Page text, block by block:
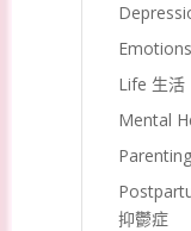
Life 生活
Mental
抑鬱症